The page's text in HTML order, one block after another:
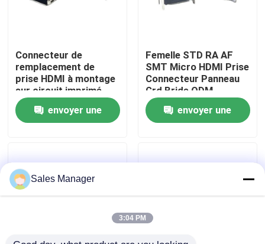
Connecteur USB DIP
Connecteur de prise USB
Connecteurs USB de type C
Connecteur de prise DP
Prise micro-HDMI
Connecteur de
remplacement de
prise HDMI à montage
sur circuit imprimé
Connecteur HDMI PS5
envoyer une
Femelle STD RA AF
SMT Micro HDMI Prise
Connecteur Panneau
Grd Bride ODM
envoyer une
Sales Manager
3:04 PM